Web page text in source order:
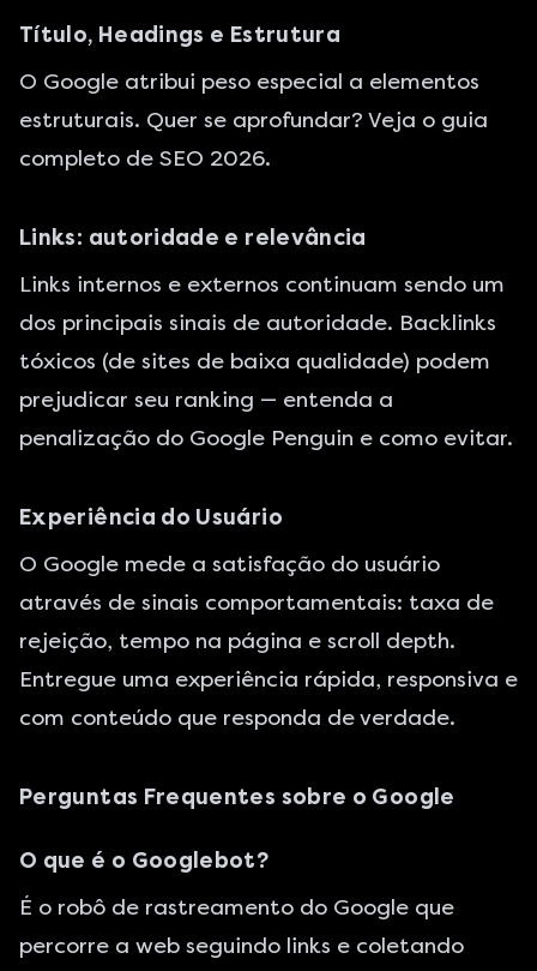
Título, Headings e Estrutura
O Google atribui peso especial a elementos
estruturais. Quer se aprofundar? Veja o guia
completo de SEO 2026.
Links: autoridade e relevância
Links internos e externos continuam sendo um
dos principais sinais de autoridade. Backlinks
tóxicos (de sites de baixa qualidade) podem
prejudicar seu ranking — entenda a
penalização do Google Penguin e como evitar.
Experiência do Usuário
O Google mede a satisfação do usuário
através de sinais comportamentais: taxa de
rejeição, tempo na página e scroll depth.
Entregue uma experiência rápida, responsiva e
com conteúdo que responda de verdade.
Perguntas Frequentes sobre o Google
O que é o Googlebot?
É o robô de rastreamento do Google que
percorre a web seguindo links e coletando